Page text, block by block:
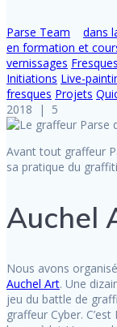
Parse Team dans
en formation et
vernissages
Initiations Live-
fresques Projets
2018 | 5
Avant tout graffeur
sa pratique du
Auchel
Nous avons
Auchel Art. Une
jeu du battle de
graffeur Cyber.